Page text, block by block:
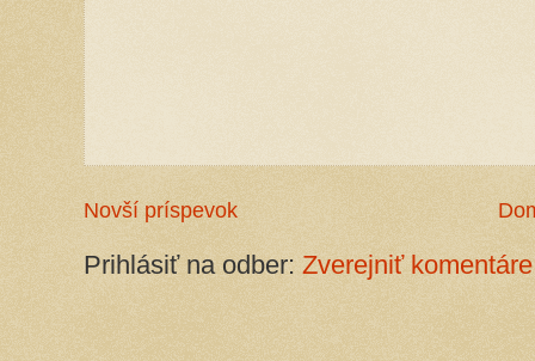
Novší príspevok
Prihlásiť na odber: Zverejniť